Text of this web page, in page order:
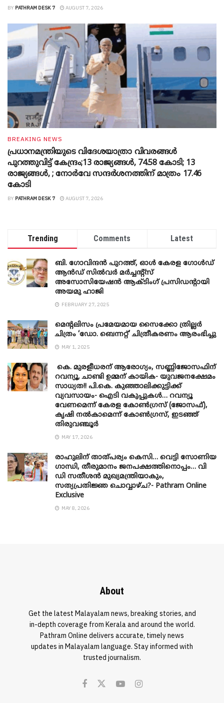
BY PATHRAM DESK 7 AUGUST 7, 2026
BREAKING NEWS
പ്രധാനമന്ത്രിയുടെ വിദേശയാത്രാ വിവരങ്ങൾ
പുറത്തുവിട്ട് കേന്ദ്രം;13 രാജ്യങ്ങൾ, 74.58 കോടി; 13
രാജ്യങ്ങൾ, ; നോർവേ സന്ദർശനത്തിന് മാത്രം 17.46
കോടി
BY PATHRAM DESK 7 AUGUST 7, 2026
Trending Comments Latest
ബി. ​ഗോവിന്ദൻ പുറത്ത്, ഓൾ കേരള ഗോൾഡ്
ആൻഡ് സിൽവർ മർച്ചന്റ്സ്
അസോസിയേഷൻ ആക്ടിംഗ് പ്രസിഡന്റായി
അയമു ഹാജി
FEBRUARY 27, 2025
മെന്‍റലിസം പ്രമേയമായ സൈക്കോ ത്രില്ലർ
ചിത്രം ‘ഡോ. ബെന്നറ്റ്’ ചിത്രീകരണം ആരംഭിച്ചു
MAY 1, 2025
കെ. മുരളീധരന് ആരോഗ്യം, സണ്ണിജോസഫിന്
റവന്യൂ, ചാണ്ടി ഉമ്മന് കായിക- യുവജനക്ഷേമം
സാധ്യത!! പി.കെ. കുഞ്ഞാലിക്കുട്ടിക്ക്
വ്യവസായം- ഐടി വകുപ്പുകൾ… റവന്യൂ
വേണമെന്ന് കേരള കോൺഗ്രസ് (ജോസഫ്),
കൃഷി നൽകാമെന്ന് കോൺഗ്രസ്, ഇടഞ്ഞ്
തിരുവഞ്ചൂർ
MAY 17, 2026
രാഹുലിന് താത്പര്യം കെസി… വെട്ടി സോണിയ
​ഗാന്ധി, തീരുമാനം ജനപക്ഷത്തിനൊപ്പം… വി
ഡി സതീശൻ മുഖ്യമന്ത്രിയാകും,
സത്യപ്രതിജ്ഞ ചൊവ്വാഴ്ച?- Pathram Online
Exclusive
MAY 8, 2026
About
Get the latest Malayalam news, breaking stories, and
in-depth coverage from Kerala and around the world.
Pathram Online delivers accurate, timely news
updates in Malayalam language. Stay informed with
trusted journalism.